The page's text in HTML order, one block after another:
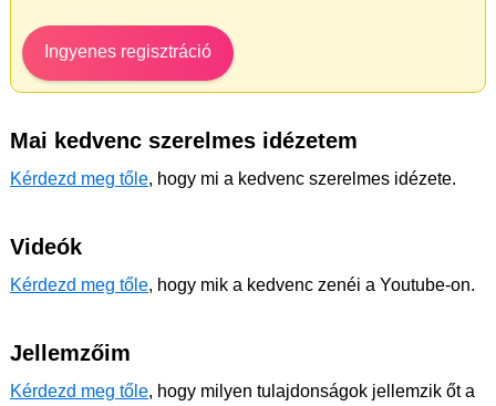
Ingyenes regisztráció
Mai kedvenc szerelmes idézetem
Kérdezd meg tőle, hogy mi a kedvenc szerelmes idézete.
Videók
Kérdezd meg tőle, hogy mik a kedvenc zenéi a Youtube-on.
Jellemzőim
Kérdezd meg tőle, hogy milyen tulajdonságok jellemzik őt a